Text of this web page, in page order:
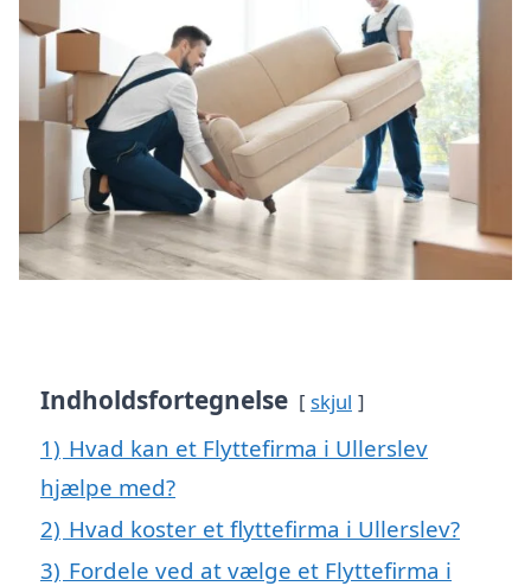
Indholdsfortegnelse skjul
1) Hvad kan et Flyttefirma i Ullerslev
hjælpe med?
2) Hvad koster et flyttefirma i Ullerslev?
3) Fordele ved at vælge et Flyttefirma i